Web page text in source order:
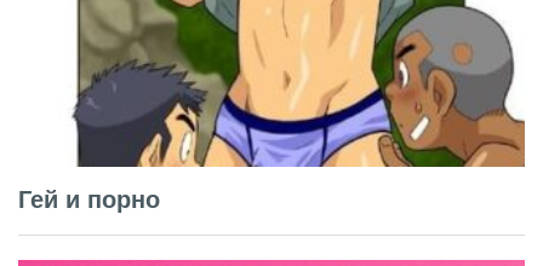
Гей и порно